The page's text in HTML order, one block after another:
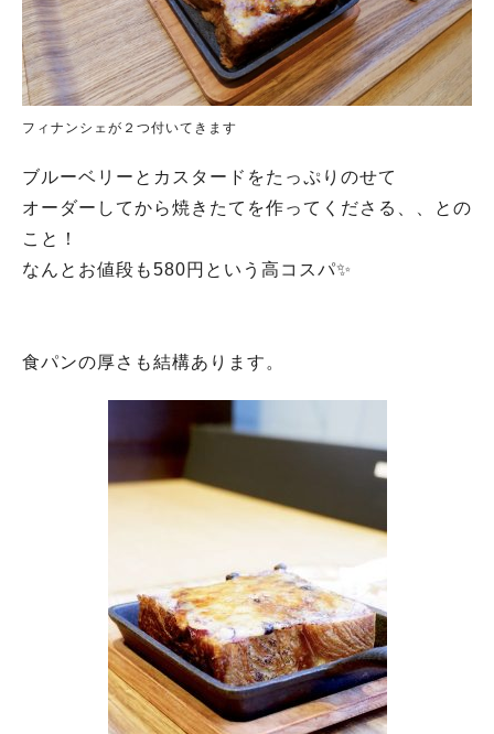
フィナンシェが２つ付いてきます
ブルーベリーとカスタードをたっぷりのせて
オーダーしてから焼きたてを作ってくださる、、との
こと！
なんとお値段も580円という高コスパ✨
食パンの厚さも結構あります。